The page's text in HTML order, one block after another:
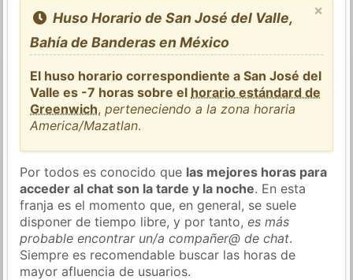
×
Huso Horario de San José del Valle,
Bahía de Banderas en México
El huso horario correspondiente a San José del
Valle es -7 horas sobre el horario estándard de
Greenwich,perteneciendo a la zona horaria
America/Mazatlan.
Por todos es conocido que las mejores horas para
acceder al chat son la tarde y la noche. En esta
franja es el momento que, en general, se suele
disponer de tiempo libre, y por tanto,es más
probable encontrar un/a compañer@ de chat.
Siempre es recomendable buscar las horas de
mayor afluencia de usuarios.